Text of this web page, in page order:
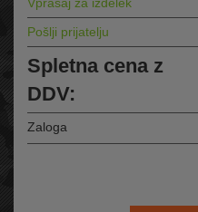
Pošlji prijatelju
Spletna cena z
DDV:
Zaloga